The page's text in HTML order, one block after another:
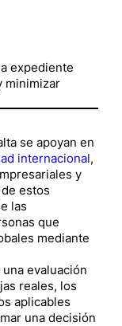
expediente
minimizar
se apoyan en
internacional,
y
estos
las
que
mediante
evaluación
reales, los
aplicables
una decisión